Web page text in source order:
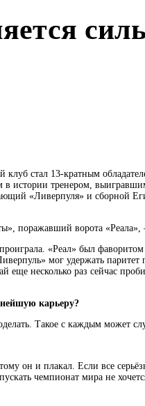
стал 13-кратным
в истории тренером,
«Ливерпуля» и сборной
поражавший ворота
«Реал» был фаворитом
мог удержать
еще несколько раз сейчас
карьеру?
Такое с каждым может
он и плакал. Если все
чемпионат мира не